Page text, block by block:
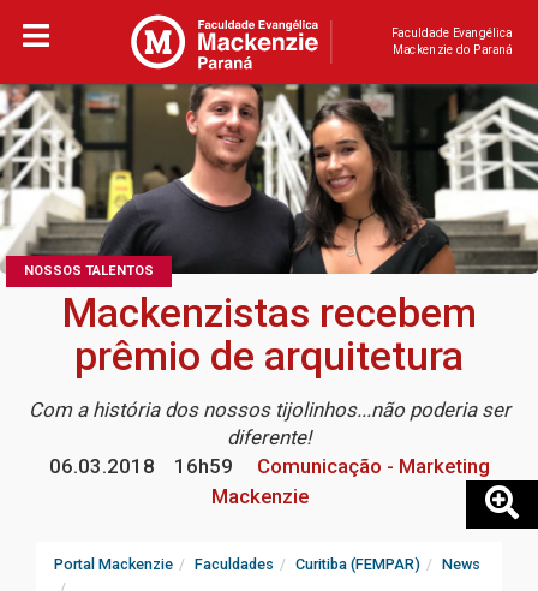
Faculdade Evangélica
Mackenzie do Paraná
NOSSOS TALENTOS
Mackenzistas recebem
prêmio de arquitetura
Com a história dos nossos tijolinhos...não poderia ser
diferente!
06.03.2018
16h59
Comunicação - Marketing
Mackenzie
Portal Mackenzie Faculdades Curitiba (FEMPAR) News